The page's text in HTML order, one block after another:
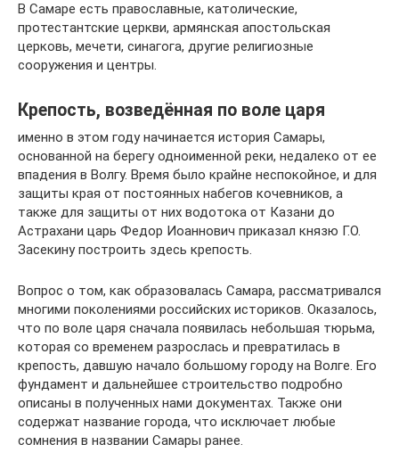
В Самаре есть православные, католические,
протестантские церкви, армянская апостольская
церковь, мечети, синагога, другие религиозные
сооружения и центры.
Крепость, возведённая по воле царя
именно в этом году начинается история Самары,
основанной на берегу одноименной реки, недалеко от ее
впадения в Волгу. Время было крайне неспокойное, и для
защиты края от постоянных набегов кочевников, а
также для защиты от них водотока от Казани до
Астрахани царь Федор Иоаннович приказал князю Г.О.
Засекину построить здесь крепость.
Вопрос о том, как образовалась Самара, рассматривался
многими поколениями российских историков. Оказалось,
что по воле царя сначала появилась небольшая тюрьма,
которая со временем разрослась и превратилась в
крепость, давшую начало большому городу на Волге. Его
фундамент и дальнейшее строительство подробно
описаны в полученных нами документах. Также они
содержат название города, что исключает любые
сомнения в названии Самары ранее.